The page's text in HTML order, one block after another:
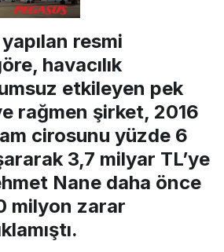
resmi
havacılık
etkileyen pek
rağmen şirket, 2016
cirosunu yüzde 6
3,7 milyar TL’ye
Nane daha önce
milyon zarar